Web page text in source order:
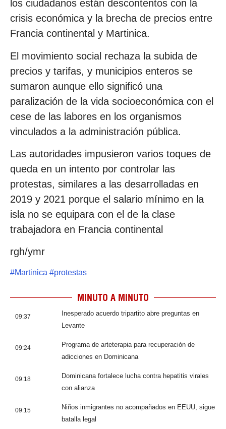
los ciudadanos están descontentos con la
crisis económica y la brecha de precios entre
Francia continental y Martinica.
El movimiento social rechaza la subida de
precios y tarifas, y municipios enteros se
sumaron aunque ello significó una
paralización de la vida socioeconómica con el
cese de las labores en los organismos
vinculados a la administración pública.
Las autoridades impusieron varios toques de
queda en un intento por controlar las
protestas, similares a las desarrolladas en
2019 y 2021 porque el salario mínimo en la
isla no se equipara con el de la clase
trabajadora en Francia continental
rgh/ymr
#Martinica #protestas
MINUTO A MINUTO
09:37
Inesperado acuerdo tripartito abre preguntas en
Levante
09:24
Programa de arteterapia para recuperación de
adicciones en Dominicana
09:18
Dominicana fortalece lucha contra hepatitis virales
con alianza
09:15
Niños inmigrantes no acompañados en EEUU, sigue
batalla legal